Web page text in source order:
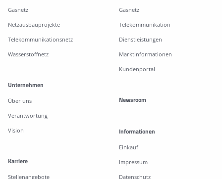
Gasnetz
Netzausbauprojekte
Telekommunikationsnetz
Wasserstoffnetz
Gasnetz
Telekommunikation
Dienstleistungen
Marktinformationen
Kundenportal
Unternehmen
Über uns
Verantwortung
Vision
Karriere
Stellenangebote
Newsroom
Informationen
Einkauf
Impressum
Datenschutz